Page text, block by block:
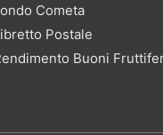
Cometa
Postale
Buoni